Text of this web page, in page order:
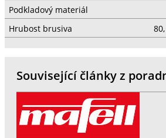
Podkladový materiál
Hrubost brusiva
Související články z